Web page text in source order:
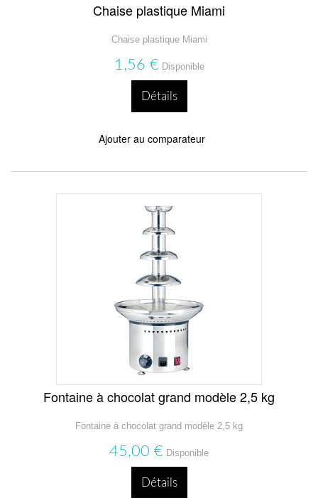
Chaise plastique Miami
Chaise plastique Miami
1,56 € Disponible
Détails
Ajouter au comparateur
Fontaine à chocolat grand modèle 2,5 kg
Fontaine à chocolat grand modèle 2,5 kg
45,00 € Disponible
Détails